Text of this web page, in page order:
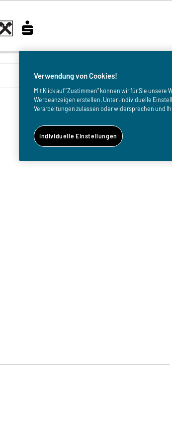
Verwendung von Cookies!
Mit Klick auf "Zustimmen" können wir für Sie
Werbeanzeigen erstellen. Unter „Individuelle
Verarbeitungen zulassen oder widersprechen und
Individuelle Einstellungen